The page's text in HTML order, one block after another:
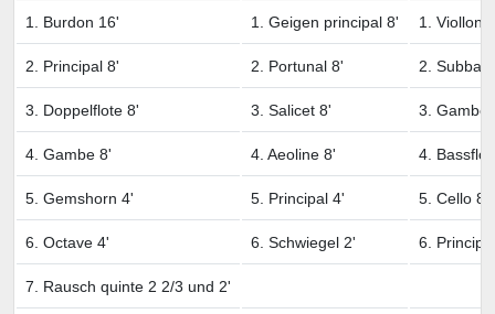
1. Burdon 16' 1. Geigen principal 8' 1. Viollon
2. Principal 8' 2. Portunal 8' 2.
3. Doppelflote 8' 3. Salicet 8' 3. Gambe
4. Gambe 8' 4. Aeoline 8' 4.
5. Gemshorn 4' 5. Principal 4' 5. Cello 8'
6. Octave 4' 6. Schwiegel 2' 6.
7. Rausch quinte 2 2/3 und 2'